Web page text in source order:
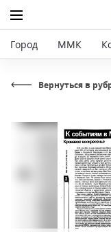
Город ММК
Вернуться в